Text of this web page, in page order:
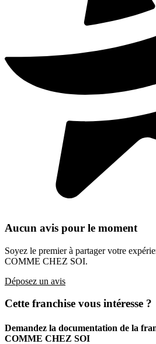
Aucun avis pour le moment
Soyez le premier à partager votre
COMME CHEZ SOI.
Déposez un avis
Cette franchise vous intéresse ?
Demandez la documentation de la
COMME CHEZ SOI